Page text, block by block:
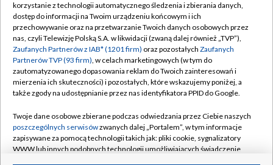
TVP
Abonament TVP
Emisja w TVP
Centrum informacji TVP
Naziemna Telewizja Cyfrowa
Rada Programowa
System NOS
Regulamin TVP
Polityka prywatności
Moje zgody
Pomoc
Kontakt
korzystanie z technologii automatycznego śledzenia i zbierania danych,
dostęp do informacji na Twoim urządzeniu końcowym i ich
przechowywanie oraz na przetwarzanie Twoich danych osobowych przez
nas, czyli Telewizję Polską S.A. w likwidacji (zwaną dalej również „TVP”),
Zaufanych Partnerów z IAB* (1201 firm) oraz pozostałych Zaufanych
Partnerów TVP (93 firm), w celach marketingowych (w tym do
zautomatyzowanego dopasowania reklam do Twoich zainteresowań i
mierzenia ich skuteczności) i pozostałych, które wskazujemy poniżej, a
także zgody na udostępnianie przez nas identyfikatora PPID do Google.
Twoje dane osobowe zbierane podczas odwiedzania przez Ciebie naszych
poszczególnych serwisówzwanych dalej „Portalem”, w tym informacje
zapisywane za pomocą technologii takich jak: pliki cookie, sygnalizatory
WWW lub innych podobnych technologii umożliwiających świadczenie